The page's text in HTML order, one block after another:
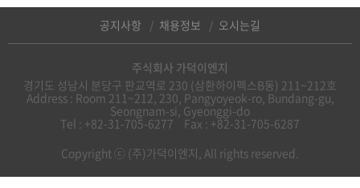
공지사항 채용정보 오시는길
주식회사 가덕이엔지
경기도 성남시 분당구 판교역로 230 (삼환하이펙스B동) 211~212호
Address : Room 211~212, 230, Pangyoyeok-ro, Bundang-gu,
Seongnam-si, Gyeonggi-do
Tel : +82-31-705-6277
Fax : +82-31-705-6287
Copyright ⓒ (주)가덕이엔지, All rights reserved.